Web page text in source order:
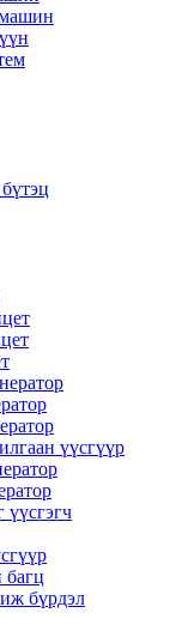
үүсгүүр
үүсгэгч
багц
бүрдэл